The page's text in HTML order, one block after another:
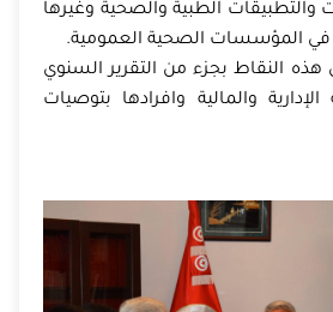
والتطبيقات الطبية والصحية وغيرها
في المؤسسات الصحية العمومية.
النقاط بجزء من التقرير السنوي
الإدارية والمالية وافرادها بتوصيات